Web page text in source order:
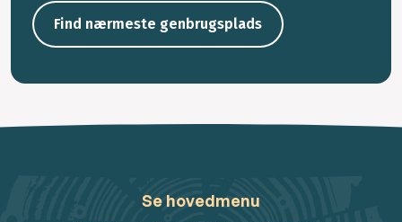
Find nærmeste genbrugsplads
Se hovedmenu